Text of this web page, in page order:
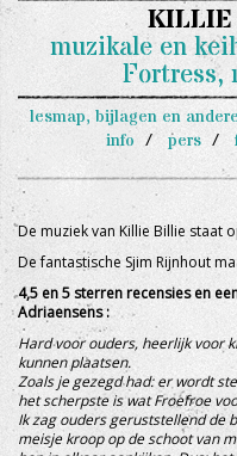
muzikale en
Fortress,
lesmap, bijlagen en
info
pers
De muziek van Killie Billie staat
De fantastische Sjim Rijnhout
4,5 en 5 sterren recensies en
Adriaensens :
Hard voor ouders, heerlijk voor
kunnen plaatsen.
Zoals je gezegd had: er wordt
het scherpste is wat Froefroe
Ik zag ouders geruststellend de
meisje kroop op de schoot van